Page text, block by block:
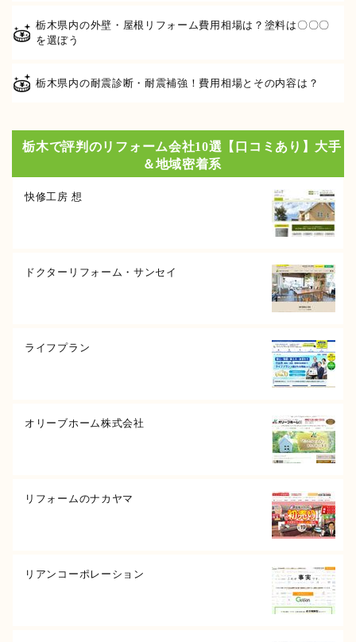
栃木県内の外壁・屋根リフォーム費用相場は？塗料は〇〇〇
を選ぼう
栃木県内の耐震診断・耐震補強！費用相場とその内容は？
栃木で評判のリフォーム会社10選【口コミあり】大手
＆地域密着系
快修工房 想
ドクターリフォーム・サンセイ
ライフプラン
オリーブホーム株式会社
リフォームのナカヤマ
リアンコーポレーション